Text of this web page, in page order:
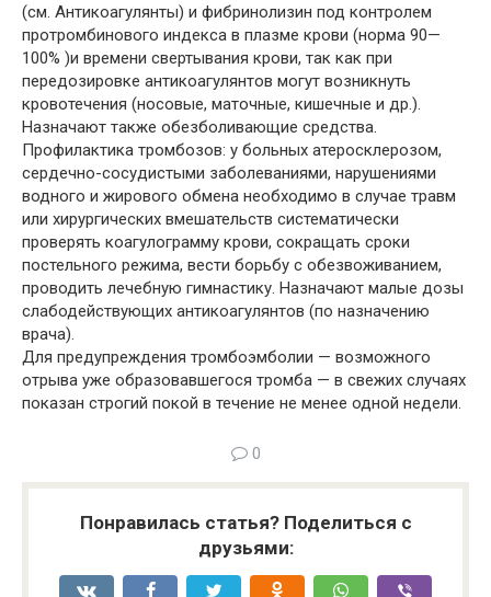
(см. Антикоагулянты) и фибринолизин под контролем
протромбинового индекса в плазме крови (норма 90—
100% )и времени свертывания крови, так как при
передозировке антикоагулянтов могут возникнуть
кровотечения (носовые, маточные, кишечные и др.).
Назначают также обезболивающие средства.
Профилактика тромбозов: у больных атеросклерозом,
сердечно-сосудистыми заболеваниями, нарушениями
водного и жирового обмена необходимо в случае травм
или хирургических вмешательств систематически
проверять коагулограмму крови, сокращать сроки
постельного режима, вести борьбу с обезвоживанием,
проводить лечебную гимнастику. Назначают малые дозы
слабодействующих антикоагулянтов (по назначению
врача).
Для предупреждения тромбоэмболии — возможного
отрыва уже образовавшегося тромба — в свежих случаях
показан строгий покой в течение не менее одной недели.
0
Понравилась статья? Поделиться с
друзьями: